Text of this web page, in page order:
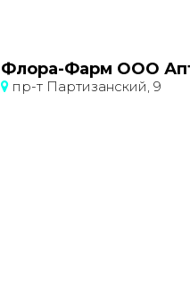
Флора-Фарм ООО
пр-т Партизанский, 9